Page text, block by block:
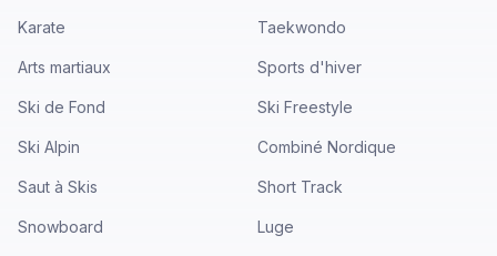
Karate Taekwondo
Arts martiaux Sports d'hiver
Ski de Fond Ski Freestyle
Ski Alpin Combiné Nordique
Saut à Skis Short Track
Snowboard Luge